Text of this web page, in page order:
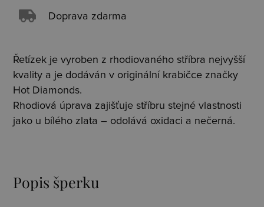
Doprava zdarma
Řetízek je vyroben z rhodiovaného stříbra nejvyšší
kvality a je dodáván v originální krabičce značky
Hot Diamonds.
Rhodiová úprava zajišťuje stříbru stejné vlastnosti
jako u bílého zlata – odolává oxidaci a nečerná.
Popis šperku